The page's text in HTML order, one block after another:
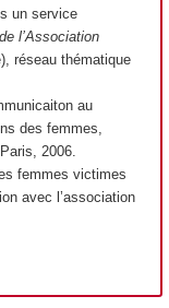
un service
l’Association
réseau thématique
au
des femmes,
2006.
femmes victimes
avec l’association